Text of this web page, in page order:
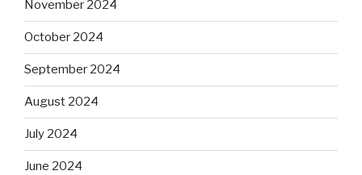
November 2024
October 2024
September 2024
August 2024
July 2024
June 2024